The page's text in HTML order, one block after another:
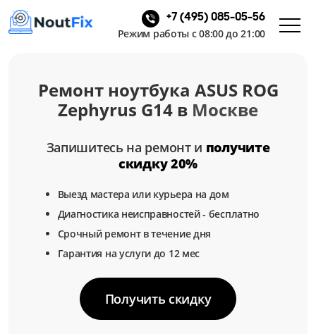
+7 (495) 085-05-56
Режим работы с 08:00 до 21:00
Ремонт ноутбука ASUS ROG
Zephyrus G14 в Москве
Запишитесь на ремонт и получите
скидку 20%
Выезд мастера или курьера на дом
Диагностика неисправностей - бесплатно
Срочный ремонт в течение дня
Гарантия на услуги до 12 мес
Получить скидку